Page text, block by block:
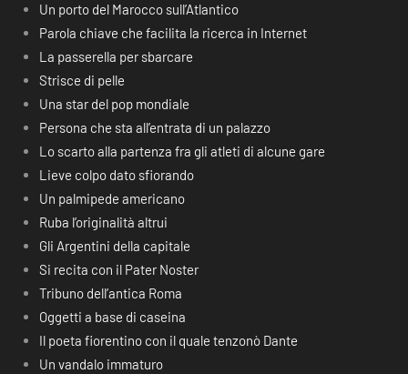
Un porto del Marocco sull’Atlantico
Parola chiave che facilita la ricerca in Internet
La passerella per sbarcare
Strisce di pelle
Una star del pop mondiale
Persona che sta all’entrata di un palazzo
Lo scarto alla partenza fra gli atleti di alcune gare
Lieve colpo dato sfiorando
Un palmipede americano
Ruba l’originalità altrui
Gli Argentini della capitale
Si recita con il Pater Noster
Tribuno dell’antica Roma
Oggetti a base di caseina
Il poeta fiorentino con il quale tenzonò Dante
Un vandalo immaturo